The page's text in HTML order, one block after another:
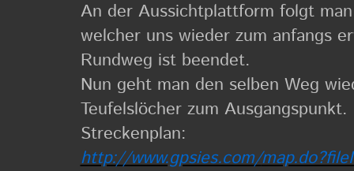
An der Aussichtplattform folgt
welcher uns wieder zum anfangs
Rundweg ist beendet.
Nun geht man den selben Weg
Teufelslöcher zum Ausgangspunkt.
Streckenplan:
http://www.gpsies.com/